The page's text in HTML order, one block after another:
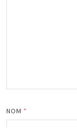
NOM *